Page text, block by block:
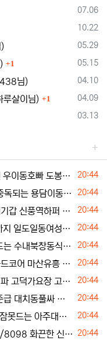
등록일
07.06
등록일
10.22
등록일
05.29
등록일
05.15
1
등록일
04.10
님)
등록일
04.09
루살이님) 1
등록일
03.13
등록일
20:44
봉동정빠 주대예약
등록일
20:44
창동식 신제주구미식
등록일
20:44
산동하퍼 야간문의
등록일
20:44
용클럽 삼도동정빠 주대문의
등록일
20:44
내하이쩜오 바로문의
등록일
20:44
산미러룸 전화주세요
등록일
20:44
덕노래광장 예약문의
등록일
20:44
동룸쌀롱 주대비교
등록일
20:44
영통동미러룸 초이스예약
등록일
20:44
신정네거리하이퍼블릭 룸문의